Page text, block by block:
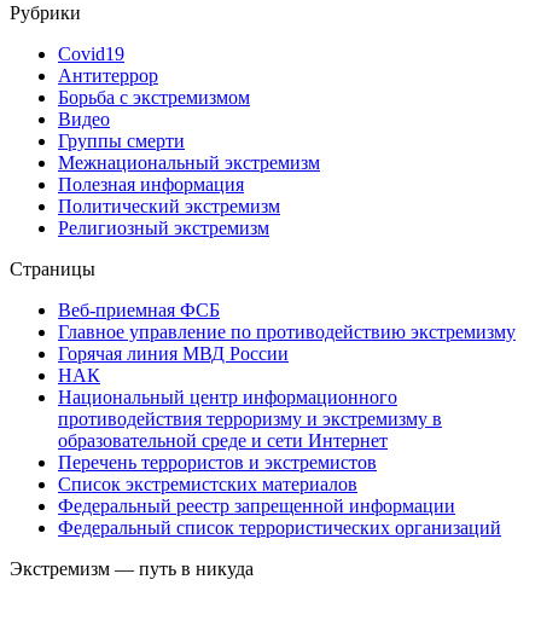
Рубрики
Covid19
Антитеррор
Борьба с экстремизмом
Видео
Группы смерти
Межнациональный экстремизм
Полезная информация
Политический экстремизм
Религиозный экстремизм
Страницы
Веб-приемная ФСБ
Главное управление по противодействию экстремизму
Горячая линия МВД России
НАК
Национальный центр информационного
противодействия терроризму и экстремизму в
образовательной среде и сети Интернет
Перечень террористов и экстремистов
Список экстремистских материалов
Федеральный реестр запрещенной информации
Федеральный список террористических организаций
Экстремизм — путь в никуда